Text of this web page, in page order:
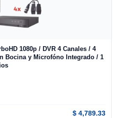
1080p / DVR 4 Canales / 4
Bocina y Microfóno Integrado / 1
$ 4,789.33